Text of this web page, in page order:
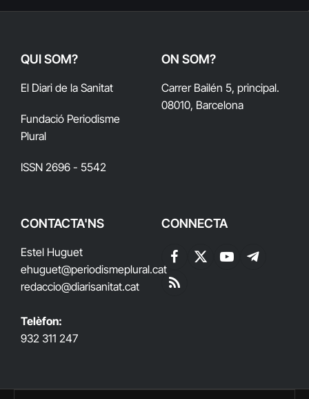
QUI SOM?
El Diari de la Sanitat
Fundació Periodisme
Plural
ISSN 2696 - 5542
ON SOM?
Carrer Bailén 5, principal.
08010, Barcelona
CONTACTA'NS
Estel Huguet
ehuguet@periodismeplural.cat
redaccio@diarisanitat.cat
Telèfon:
932 311 247
CONNECTA
Facebook
X
YouTubeTelegram
RSS